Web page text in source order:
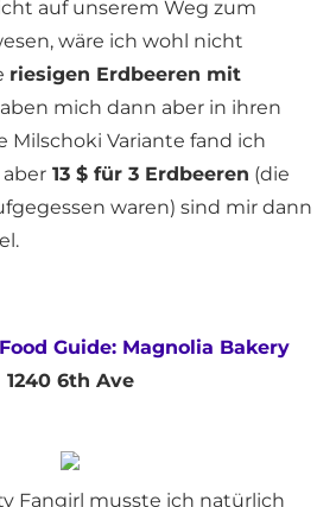
auf unserem Weg zum
wäre ich wohl nicht
riesigen Erdbeeren mit
mich dann aber in ihren
Milschoki Variante fand ich
aber 13 $ für 3 Erdbeeren (die
waren) sind mir dann
Guide: Magnolia Bakery
1240 6th Ave
Fangirl musste ich natürlich